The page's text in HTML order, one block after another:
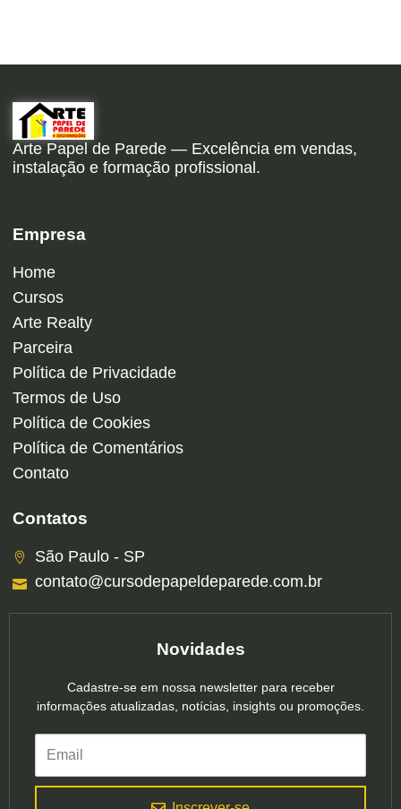
Arte Papel de Parede — Excelência em vendas,
instalação e formação profissional.
Empresa
Home
Cursos
Arte Realty
Parceira
Política de Privacidade
Termos de Uso
Política de Cookies
Política de Comentários
Contato
Contatos
São Paulo - SP
contato@cursodepapeldeparede.com.br
Novidades
Cadastre-se em nossa newsletter para receber
informações atualizadas, notícias, insights ou promoções.